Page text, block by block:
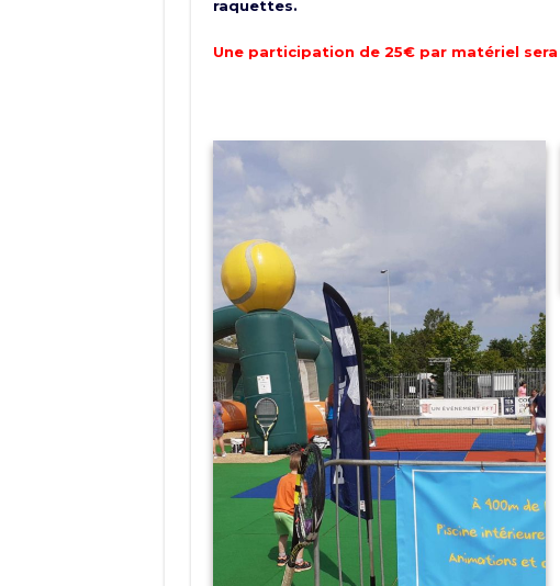
raquettes.
Une participation de 25€ par matériel